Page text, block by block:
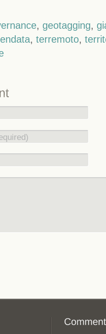
, geotagging,
, terremoto,